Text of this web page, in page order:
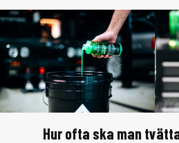
Hur ofta ska man